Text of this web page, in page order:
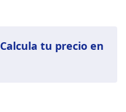
Calcula tu precio en